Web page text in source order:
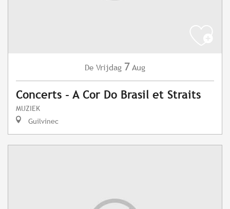
De Vrijdag 7 Aug
Concerts - A Cor Do Brasil et Straits
MUZIEK
Guilvinec